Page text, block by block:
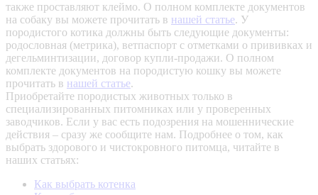
также проставляют клеймо. О полном комплекте документов
на собаку вы можете прочитать в нашей статье. У
породистого котика должны быть следующие документы:
родословная (метрика), ветпаспорт с отметками о прививках и
дегельминтизации, договор купли-продажи. О полном
комплекте документов на породистую кошку вы можете
прочитать в нашей статье.
Приобретайте породистых животных только в
специализированных питомниках или у проверенных
заводчиков. Если у вас есть подозрения на мошеннические
действия – сразу же сообщите нам. Подробнее о том, как
выбрать здорового и чистокровного питомца, читайте в
наших статьях:
Как выбрать котенка